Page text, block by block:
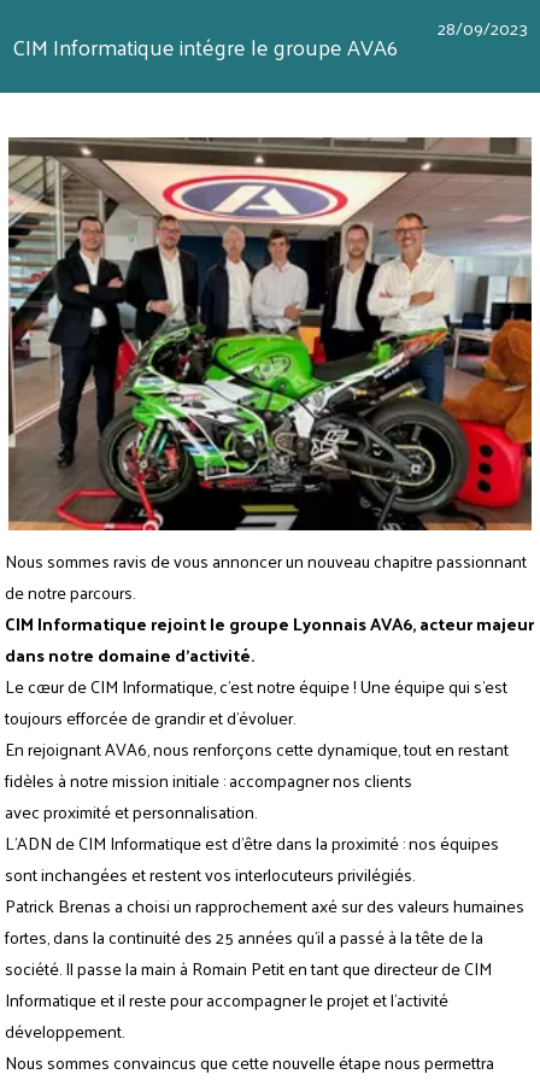
CIM Informatique intégre le groupe AVA6 28/09/2023
Nous sommes ravis de vous annoncer un nouveau chapitre passionnant
de notre parcours.
CIM Informatique rejoint le groupe Lyonnais AVA6, acteur majeur
dans notre domaine d'activité.
Le cœur de CIM Informatique, c’est notre équipe ! Une équipe qui s’est
toujours efforcée de grandir et d’évoluer.
En rejoignant AVA6, nous renforçons cette dynamique, tout en restant
fidèles à notre mission initiale : accompagner nos clients
avec proximité et personnalisation.
L’ADN de CIM Informatique est d’être dans la proximité : nos équipes
sont inchangées et restent vos interlocuteurs privilégiés.
Patrick Brenas a choisi un rapprochement axé sur des valeurs humaines
fortes, dans la continuité des 25 années qu’il a passé à la tête de la
société. Il passe la main à Romain Petit en tant que directeur de CIM
Informatique et il reste pour accompagner le projet et l’activité
développement.
Nous sommes convaincus que cette nouvelle étape nous permettra